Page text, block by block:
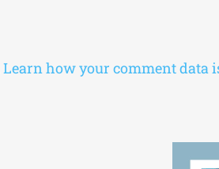
Learn how your comment data